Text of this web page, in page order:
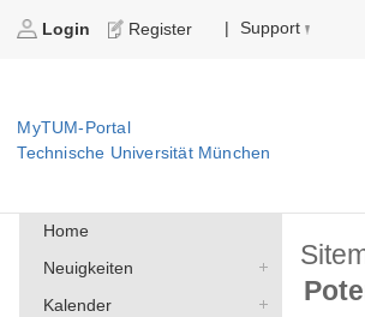
Login Register | Support
MyTUM-Portal
Technische Universität München
Home
Neuigkeiten
Kalender